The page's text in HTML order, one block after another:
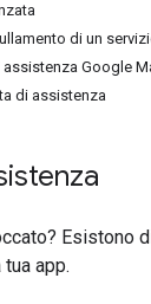
di un
Google
di assistenza
Esistono
app.